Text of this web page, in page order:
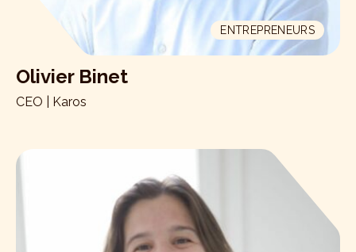
ENTREPRENEURS
Olivier Binet
CEO | Karos